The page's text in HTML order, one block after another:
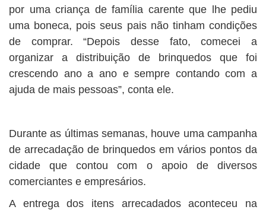
por uma criança de família carente que lhe pediu
uma boneca, pois seus pais não tinham condições
de comprar. “Depois desse fato, comecei a
organizar a distribuição de brinquedos que foi
crescendo ano a ano e sempre contando com a
ajuda de mais pessoas”, conta ele.
Durante as últimas semanas, houve uma campanha
de arrecadação de brinquedos em vários pontos da
cidade que contou com o apoio de diversos
comerciantes e empresários.
A entrega dos itens arrecadados aconteceu na